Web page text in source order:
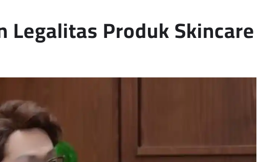
Legalitas Produk Skincare